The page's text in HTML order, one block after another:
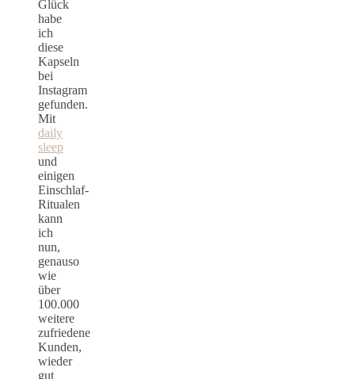
Glück
habe
ich
diese
Kapseln
bei
Instagram
gefunden.
Mit
daily
sleep
und
einigen
Einschlaf-
Ritualen
kann
ich
nun,
genauso
wie
über
100.000
weitere
zufriedene
Kunden,
wieder
gut